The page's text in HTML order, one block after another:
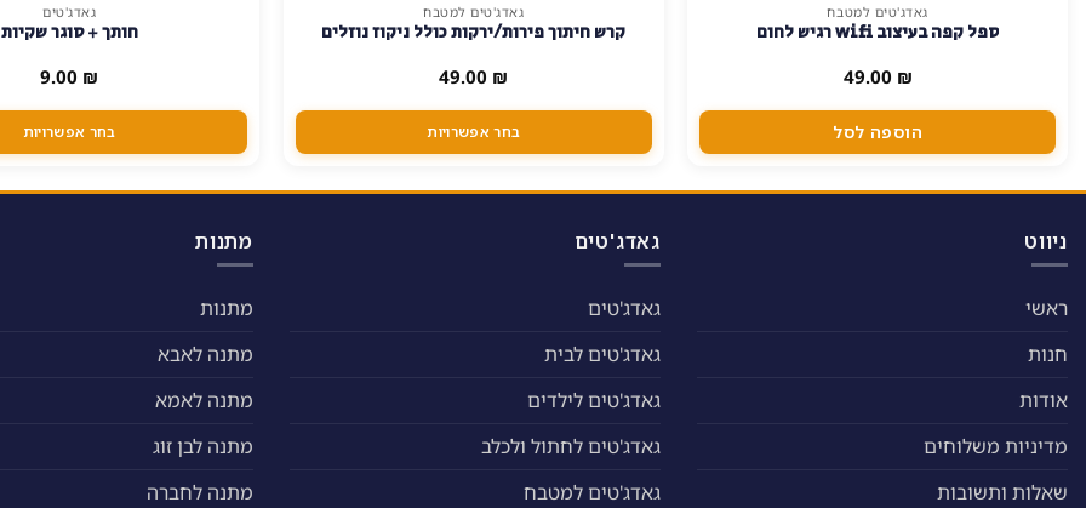
גאדג'טים למטבח
ספל קפה בעיצוב wifi רגיש לחום
49.00 ₪
הוספה לסל
גאדג'טים למטבח
קרש חיתוך פירות/ירקות כולל ניקוז נוזלים
49.00 ₪
בחר אפשרויות
ניתן
האפשרויות
בעמוד
גאדג'טים
חותך + סוגר שקיות
9.00 ₪
בחר אפשרויות
ניתן
האפשרויות
בעמוד
ניווט
ראשי
חנות
אודות
מדיניות משלוחים
שאלות ותשובות
גאדג'טים
גאדג'טים
גאדג'טים לבית
גאדג'טים לילדים
גאדג'טים לחתול ולכלב
גאדג'טים למטבח
מתנות
מתנות
מתנה לאבא
מתנה לאמא
מתנה לבן זוג
מתנה לחברה